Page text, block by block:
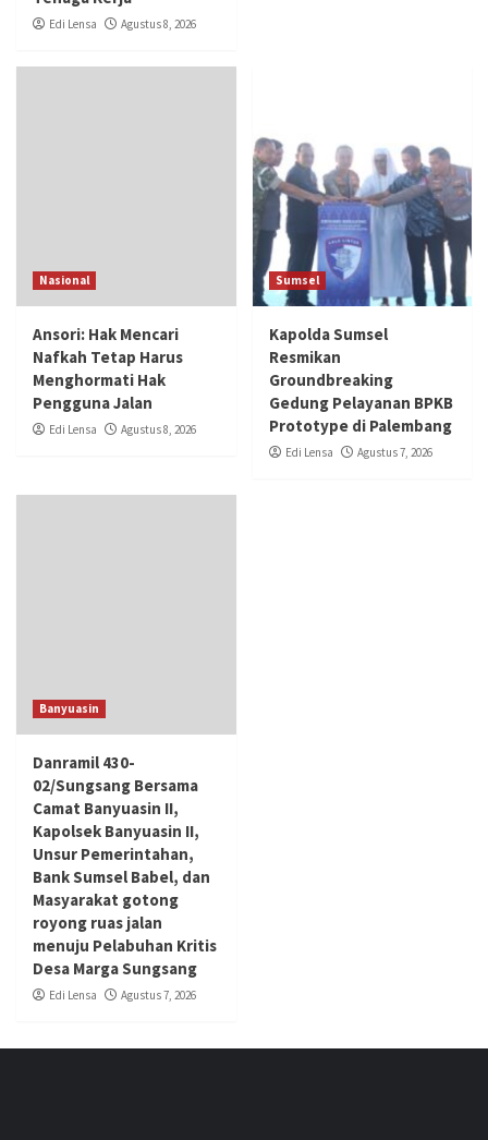
Edi Lensa Agustus 8, 2026
Nasional
Ansori: Hak Mencari
Nafkah Tetap Harus
Menghormati Hak
Pengguna Jalan
Edi Lensa Agustus 8, 2026
Sumsel
Kapolda Sumsel
Resmikan
Groundbreaking
Gedung Pelayanan BPKB
Prototype di Palembang
Edi Lensa Agustus 7, 2026
Banyuasin
Danramil 430-
02/Sungsang Bersama
Camat Banyuasin II,
Kapolsek Banyuasin II,
Unsur Pemerintahan,
Bank Sumsel Babel, dan
Masyarakat gotong
royong ruas jalan
menuju Pelabuhan Kritis
Desa Marga Sungsang
Edi Lensa Agustus 7, 2026